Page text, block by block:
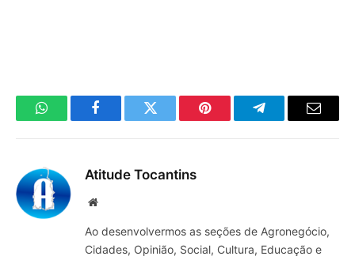
WhatsAppFacebookTwitter Pinterest TelegramaE-
Atitude Tocantins
Site
Ao desenvolvermos as seções de Agronegócio,
Cidades, Opinião, Social, Cultura, Educação e